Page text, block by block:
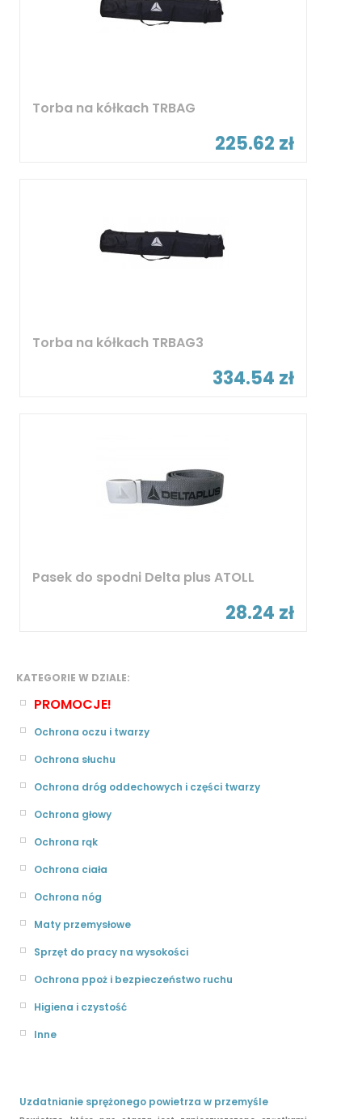
KATEGORIE W DZIALE:
PROMOCJE!
Ochrona oczu i twarzy
Ochrona słuchu
Ochrona dróg oddechowych i części twarzy
Ochrona głowy
Ochrona rąk
Ochrona ciała
Ochrona nóg
Maty przemysłowe
Sprzęt do pracy na wysokości
Ochrona ppoż i bezpieczeństwo ruchu
Higiena i czystość
Inne
Torba na kółkach TRBAG
225.62 zł
Torba na kółkach TRBAG3
334.54 zł
Pasek do spodni Delta plus ATOLL
28.24 zł
Uzdatnianie sprężonego powietrza w przemyśle